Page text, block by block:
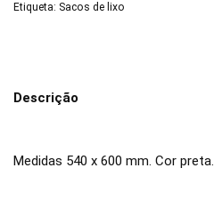
Etiqueta: Sacos de lixo
Descrição
Medidas 540 x 600 mm. Cor preta.